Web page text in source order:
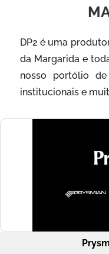
DP2 é uma
da Margarida e
nosso portólio
institucionais e